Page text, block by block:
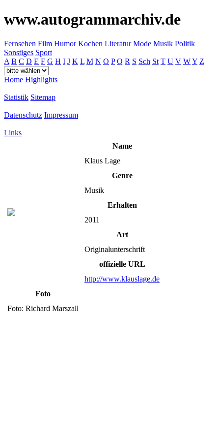
www.autogrammarchiv.de
Fernsehen Film Humor Kochen Literatur Mode Musik Politik
Sonstiges Sport
A B C D E F G H I J K L M N O P Q R S Sch St T U V WY Z
Home Highlights
Statistik Sitemap
Datenschutz Impressum
Links
Name
Klaus Lage
Genre
Musik
Erhalten
2011
Art
Originalunterschrift
offizielle URL
http://www.klauslage.de
Foto
Foto: Richard Marszall